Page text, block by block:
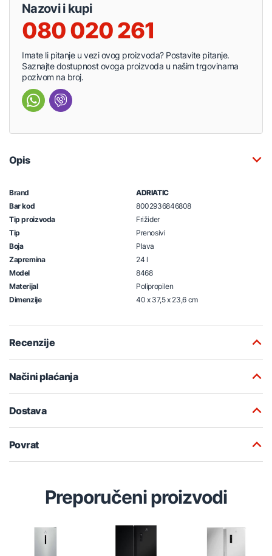
Nazovi i kupi
080 020 261
Imate li pitanje u vezi ovog proizvoda? Postavite pitanje.
Saznajte dostupnost ovoga proizvoda u našim trgovinama
pozivom na broj.
Opis
Brand
ADRIATIC
Bar kod
8002936846808
Tip proizvoda
Frižider
Tip
Prenosivi
Boja
Plava
Zapremina
24 l
Model
8468
Materijal
Polipropilen
Dimenzije
40 x 37,5 x 23,6 cm
Recenzije
Načini plaćanja
Dostava
Povrat
Preporučeni proizvodi